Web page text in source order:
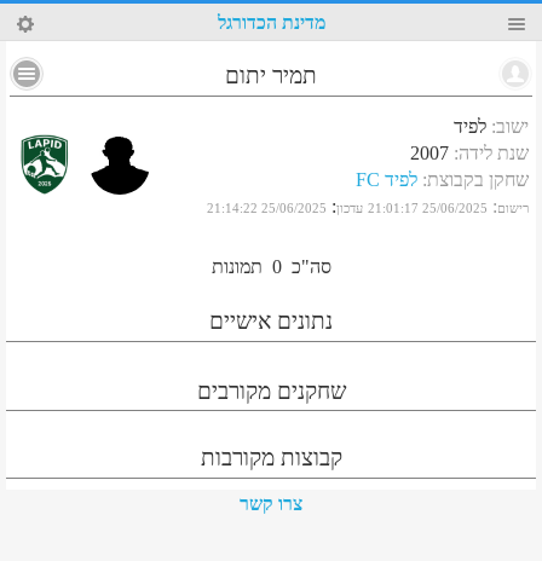
43 מדינת הכדורגל
תמיר יתום
ישוב: לפיד
שנת לידה:
2007
שחקן בקבוצת: לפיד FC
רישום:
25/06/2025 21:01:17 עדכון:
25/06/2025 21:14:22
סה"כ 0 תמונות
נתונים אישיים
שחקנים מקורבים
קבוצות מקורבות
צרו קשר